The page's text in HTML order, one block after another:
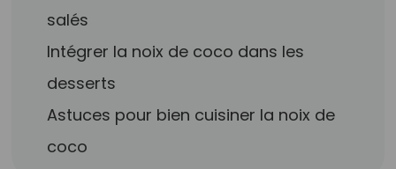
salés
Intégrer la noix de coco dans les
desserts
Astuces pour bien cuisiner la noix de
coco